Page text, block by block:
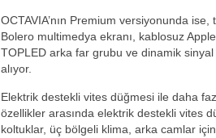
OCTAVIA’nın Premium versiyonunda
Bolero multimedya ekranı, kablosuz
TOPLED arka far grubu ve dinamik
alıyor.
Elektrik destekli vites düğmesi ile daha
özellikler arasında elektrik destekli vites
koltuklar, üç bölgeli klima, arka camlar